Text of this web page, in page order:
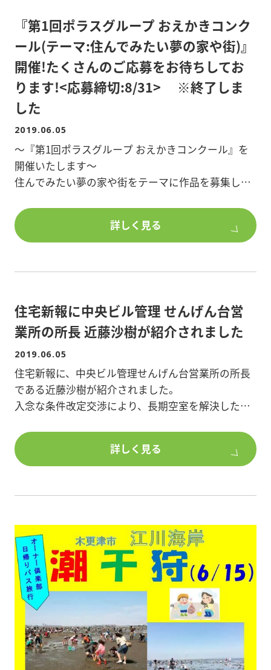
ロゴの変更に伴い、営業所の看板もリニューアルい
たしました!
店舗看板にはRoom'Spotロゴを、入口ガラス面には
ミニサイズのRoom'SpotとPOLUSロゴを配置し、全
店統一感をもたせました。
店内がよく見えるので、以前より入りやすい雰囲気
になりました♪
営業所の近くにいらした際は、ぜひご覧ください。
『第1回ポラスグループ おえかきコンク
ール(テーマ:住んでみたい夢の家や街)』
開催!たくさんのご応募をお待ちしてお
ります!<応募締切:8/31> ※終了しま
した
2019.06.05
～『第1回ポラスグループ おえかきコンクール』を
開催いたします～
住んでみたい夢の家や街をテーマに作品を募集しま
す!!
【応募締切】2019年8月31日(土)当日消印有効
詳しく見る
住宅新報に中央ビル管理 せんげん台営
業所の所長 近藤沙樹が紹介されました
2019.06.05
住宅新報に、中央ビル管理せんげん台営業所の所長
である近藤沙樹が紹介されました。
入念な条件改定交渉により、長期空室を解決したお
営業所の実績等が紹介されています。
2019年5月1日掲載
詳しく見る